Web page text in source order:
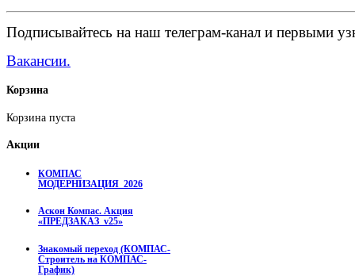
Подписывайтесь на наш телеграм-канал и первыми
Вакансии.
Корзина
Корзина пуста
Акции
КОМПАС
МОДЕРНИЗАЦИЯ_2026
Аскон Компас. Акция
«ПРЕДЗАКАЗ_v25»
Знакомый переход (КОМПАС-
Строитель на КОМПАС-
График)